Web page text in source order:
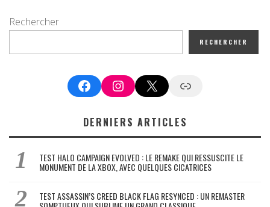
Rechercher
RECHERCHER
FacebookInstagram
X Google News
DERNIERS ARTICLES
TEST HALO CAMPAIGN EVOLVED : LE REMAKE QUI RESSUSCITE LE
MONUMENT DE LA XBOX, AVEC QUELQUES CICATRICES
TEST ASSASSIN’S CREED BLACK FLAG RESYNCED : UN REMASTER